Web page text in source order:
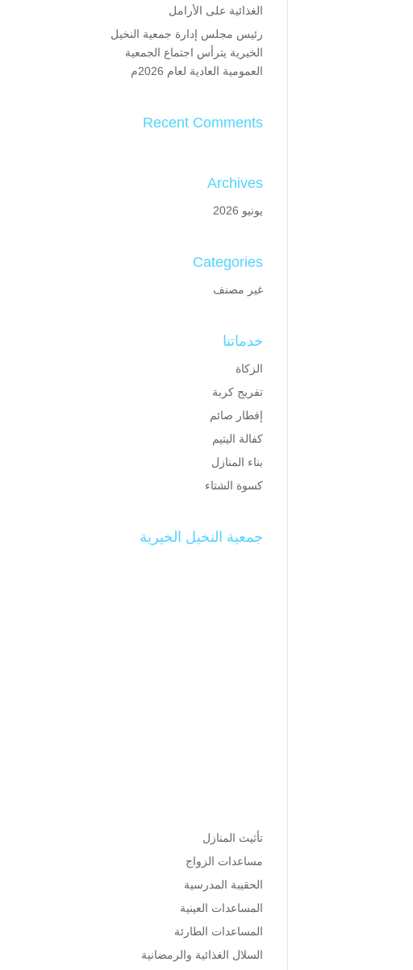
الغذائية على الأرامل
رئيس مجلس إدارة جمعية النخيل
الخيرية يترأس اجتماع الجمعية
العمومية العادية لعام 2026م
Recent Comments
Archives
يونيو 2026
Categories
غير مصنف
خدماتنا
الزكاة
تفريج كربة
إفطار صائم
كفالة اليتيم
بناء المنازل
كسوة الشتاء
جمعية النخيل الخيرية
تأثيث المنازل
مساعدات الزواج
الحقيبة المدرسية
المساعدات العينية
المساعدات الطارئة
السلال الغذائية والرمضانية